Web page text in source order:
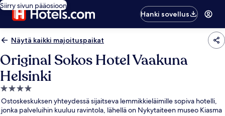
Siirry sivun pääosioon
Hanki sovellus
Näytä kaikki majoituspaikat
Original Sokos Hotel Vaakuna
Helsinki
4.0
tähden
majoituspaikka
Ostoskeskuksen yhteydessä sijaitseva lemmikkieläimille sopiva hotelli,
jonka palveluihin kuuluu ravintola, lähellä on Nykytaiteen museo Kiasma